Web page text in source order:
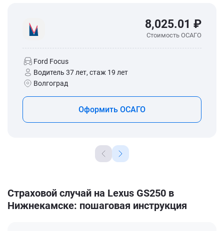
8,025.01 ₽
Стоимость ОСАГО
Ford Focus
Водитель 37 лет, стаж 19 лет
Волгоград
Оформить ОСАГО
Страховой случай на Lexus GS250 в
Нижнекамске: пошаговая инструкция